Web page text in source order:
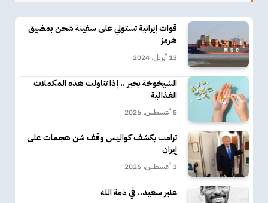
قوات إيرانية تستولي على سفينة شحن بمضيق
هرمز
13 أبريل، 2024
الشيخوخة بخير .. إذا تناولت هذه المكملات
الغذائية
5 أغسطس، 2026
ترامب يكشف كواليس وقف شن هجمات على
إيران
3 أغسطس، 2026
عنبر سعيد.. في ذمة الله